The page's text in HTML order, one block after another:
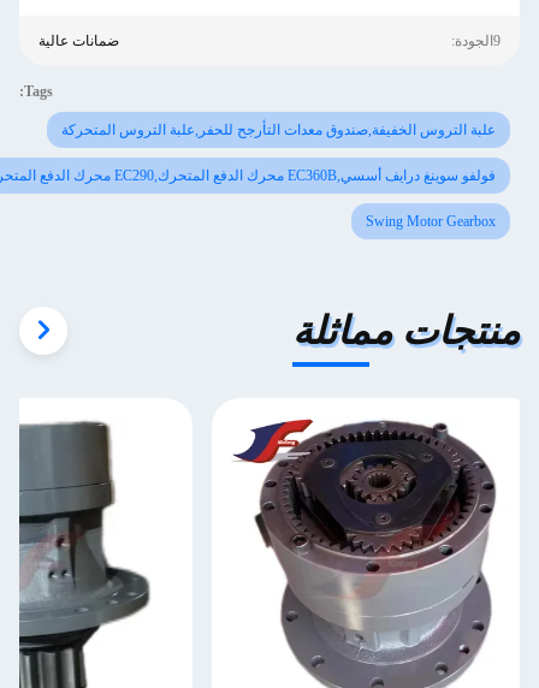
ضمانات عالية
علبة التروس الخفيفة,صندوق معدات التأرجح للحفر,علبة التروس المتحركة
فولفو سوينغ درايف أسسي,EC360B محرك الدفع المتحرك,EC290 محرك الدفع المتحرك
Swing Motor Gearbox
مماثلة